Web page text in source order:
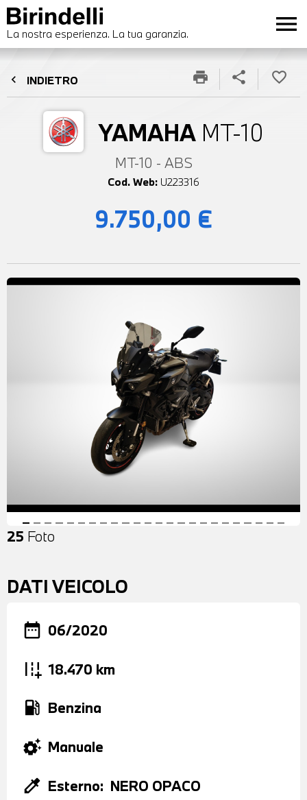
La nostra esperienza. La tua garanzia. menu
chevron_left INDIETRO
YAMAHA MT-10
MT-10 - ABS
Cod. Web: U223316
print share favorite_border
9.750,00 €
25 Foto
DATI VEICOLO
date_range 06/2020
add_road 18.470 km
local_gas_station Benzina
settings_suggest Manuale
colorize Esterno: NERO OPACO